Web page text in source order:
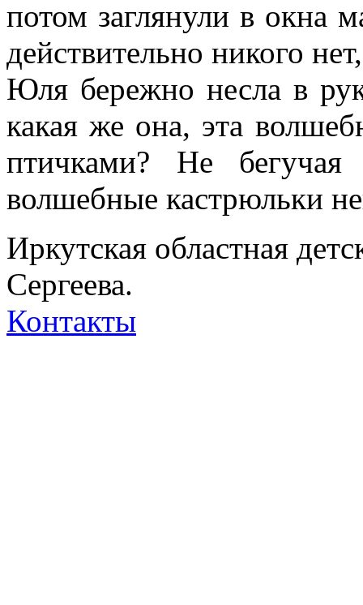
потом заглянули в окна
действительно никого
Юля бережно несла в
какая же она, эта
птичками? Не
волшебные кастрюльки
Иркутская областная
Сергеева.
Контакты